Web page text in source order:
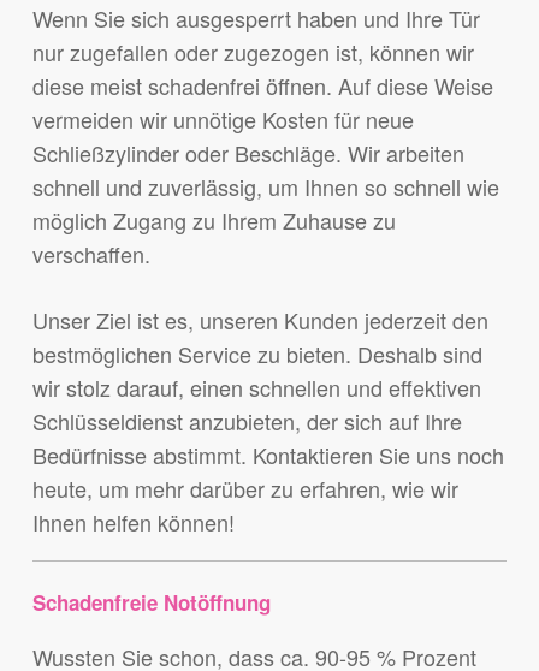
Wenn Sie sich ausgesperrt haben und Ihre Tür
nur zugefallen oder zugezogen ist, können wir
diese meist schadenfrei öffnen. Auf diese Weise
vermeiden wir unnötige Kosten für neue
Schließzylinder oder Beschläge. Wir arbeiten
schnell und zuverlässig, um Ihnen so schnell wie
möglich Zugang zu Ihrem Zuhause zu
verschaffen.
Unser Ziel ist es, unseren Kunden jederzeit den
bestmöglichen Service zu bieten. Deshalb sind
wir stolz darauf, einen schnellen und effektiven
Schlüsseldienst anzubieten, der sich auf Ihre
Bedürfnisse abstimmt. Kontaktieren Sie uns noch
heute, um mehr darüber zu erfahren, wie wir
Ihnen helfen können!
Schadenfreie Notöffnung
Wussten Sie schon, dass ca. 90-95 % Prozent